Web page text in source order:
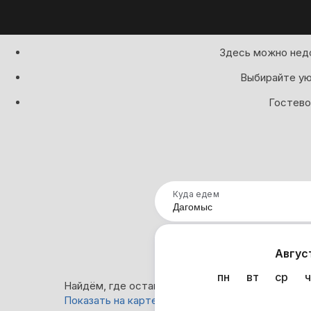
Здесь можно
Выбирайте
Куда едем
пн
вт ср
Найдём, где остановиться в Дагомысе: 147
Показать на карте